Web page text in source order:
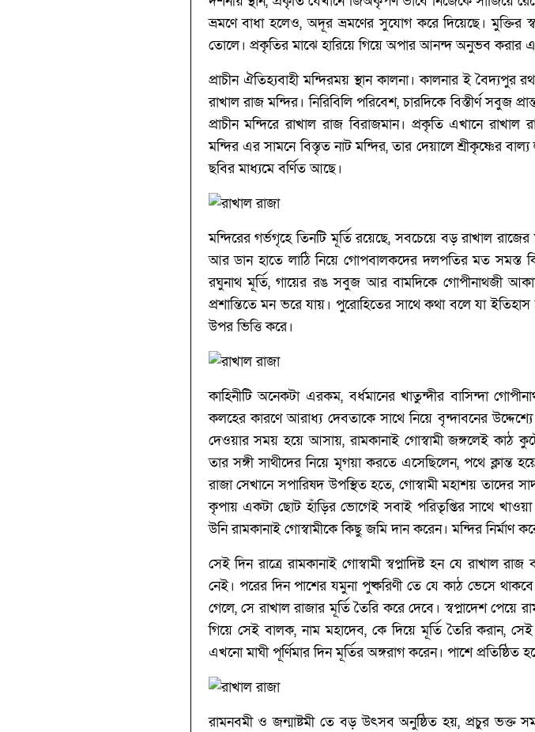
ভ্রমণে বাধা হলেও, অদূর ভ্রমণের সুযোগ করে দিয়েছে। মুক্তির
তোলে। প্রকৃতির মাঝে হারিয়ে গিয়ে অপার আনন্দ অনুভব করার
প্রাচীন ঐতিহ্যবাহী মন্দিরময় স্থান কালনা। কালনার ই
রাখাল রাজ মন্দির। নিরিবিলি পরিবেশ, চারদিকে বিস্তীর্ণ সবুজ
প্রাচীন মন্দিরে রাখাল রাজ বিরাজমান। প্রকৃতি এখানে
মন্দির এর সামনে বিস্তৃত নাট মন্দির, তার দেয়ালে শ্রীকৃষ্ণের
ছবির মাধ্যমে বর্ণিত আছে।
মন্দিরের গর্ভগৃহে তিনটি মূর্তি রয়েছে, সবচেয়ে বড় রাখাল
আর ডান হাতে লাঠি নিয়ে গোপবালকদের দলপতির মত সমস্ত
রঘুনাথ মূর্তি, গায়ের রঙ সবুজ আর বামদিকে গোপীনাথজী
প্রশান্তিতে মন ভরে যায়। পুরোহিতের সাথে কথা বলে যা
উপর ভিত্তি করে।
কাহিনীটি অনেকটা এরকম, বর্ধমানের খাতুন্দীর বাসিন্দা
কলহের কারণে আরাধ্য দেবতাকে সাথে নিয়ে বৃন্দাবনের
দেওয়ার সময় হয়ে আসায়, রামকানাই গোস্বামী জঙ্গলেই কাঠ
তার সঙ্গী সাথীদের নিয়ে মৃগয়া করতে এসেছিলেন, পথে
রাজা সেখানে সপারিষদ উপস্থিত হতে, গোস্বামী মহাশয় তাদের
কৃপায় একটা ছোট হাঁড়ির ভোগেই সবাই পরিতৃপ্তির সাথে
উনি রামকানাই গোস্বামীকে কিছু জমি দান করেন। মন্দির নির্মাণ
সেই দিন রাত্রে রামকানাই গোস্বামী স্বপ্নাদিষ্ট হন যে
নেই। পরের দিন পাশের যমুনা পুষ্করিণী তে যে কাঠ ভেসে
গেলে, সে রাখাল রাজার মূর্তি তৈরি করে দেবে। স্বপ্নাদেশ পেয়ে
গিয়ে সেই বালক, নাম মহাদেব, কে দিয়ে মূর্তি তৈরি
এখনো মাঘী পূর্ণিমার দিন মূর্তির অঙ্গরাগ করেন। পাশে প্রতিষ্ঠিত
রামনবমী ও জন্মাষ্টমী তে বড় উৎসব অনুষ্ঠিত হয়, প্রচুর ভক্ত